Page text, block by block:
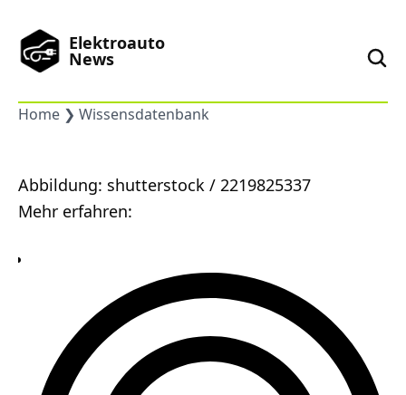
Elektroauto
News
Home Wissensdatenbank
Abbildung: shutterstock / 2219825337
Mehr erfahren:
News
Marken
China